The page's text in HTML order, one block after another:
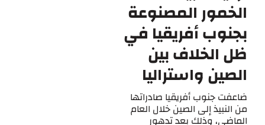
الخمور المصنوعة
بجنوب أفريقيا في
ظل الخلاف بين
الصين واستراليا
ضاعفت جنوب أفريقيا صادراتها
من النبيذ إلى الصين خلال العام
الماضي، وذلك بعد تدهور